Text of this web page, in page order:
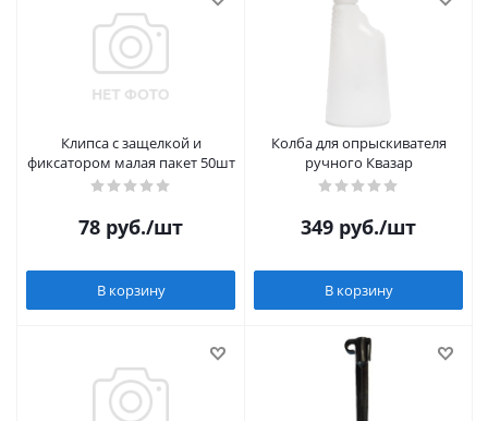
Клипса с защелкой и
фиксатором малая пакет 50шт
78 руб./шт
В корзину
Колба для опрыскивателя
ручного Квазар
349 руб./шт
В корзину